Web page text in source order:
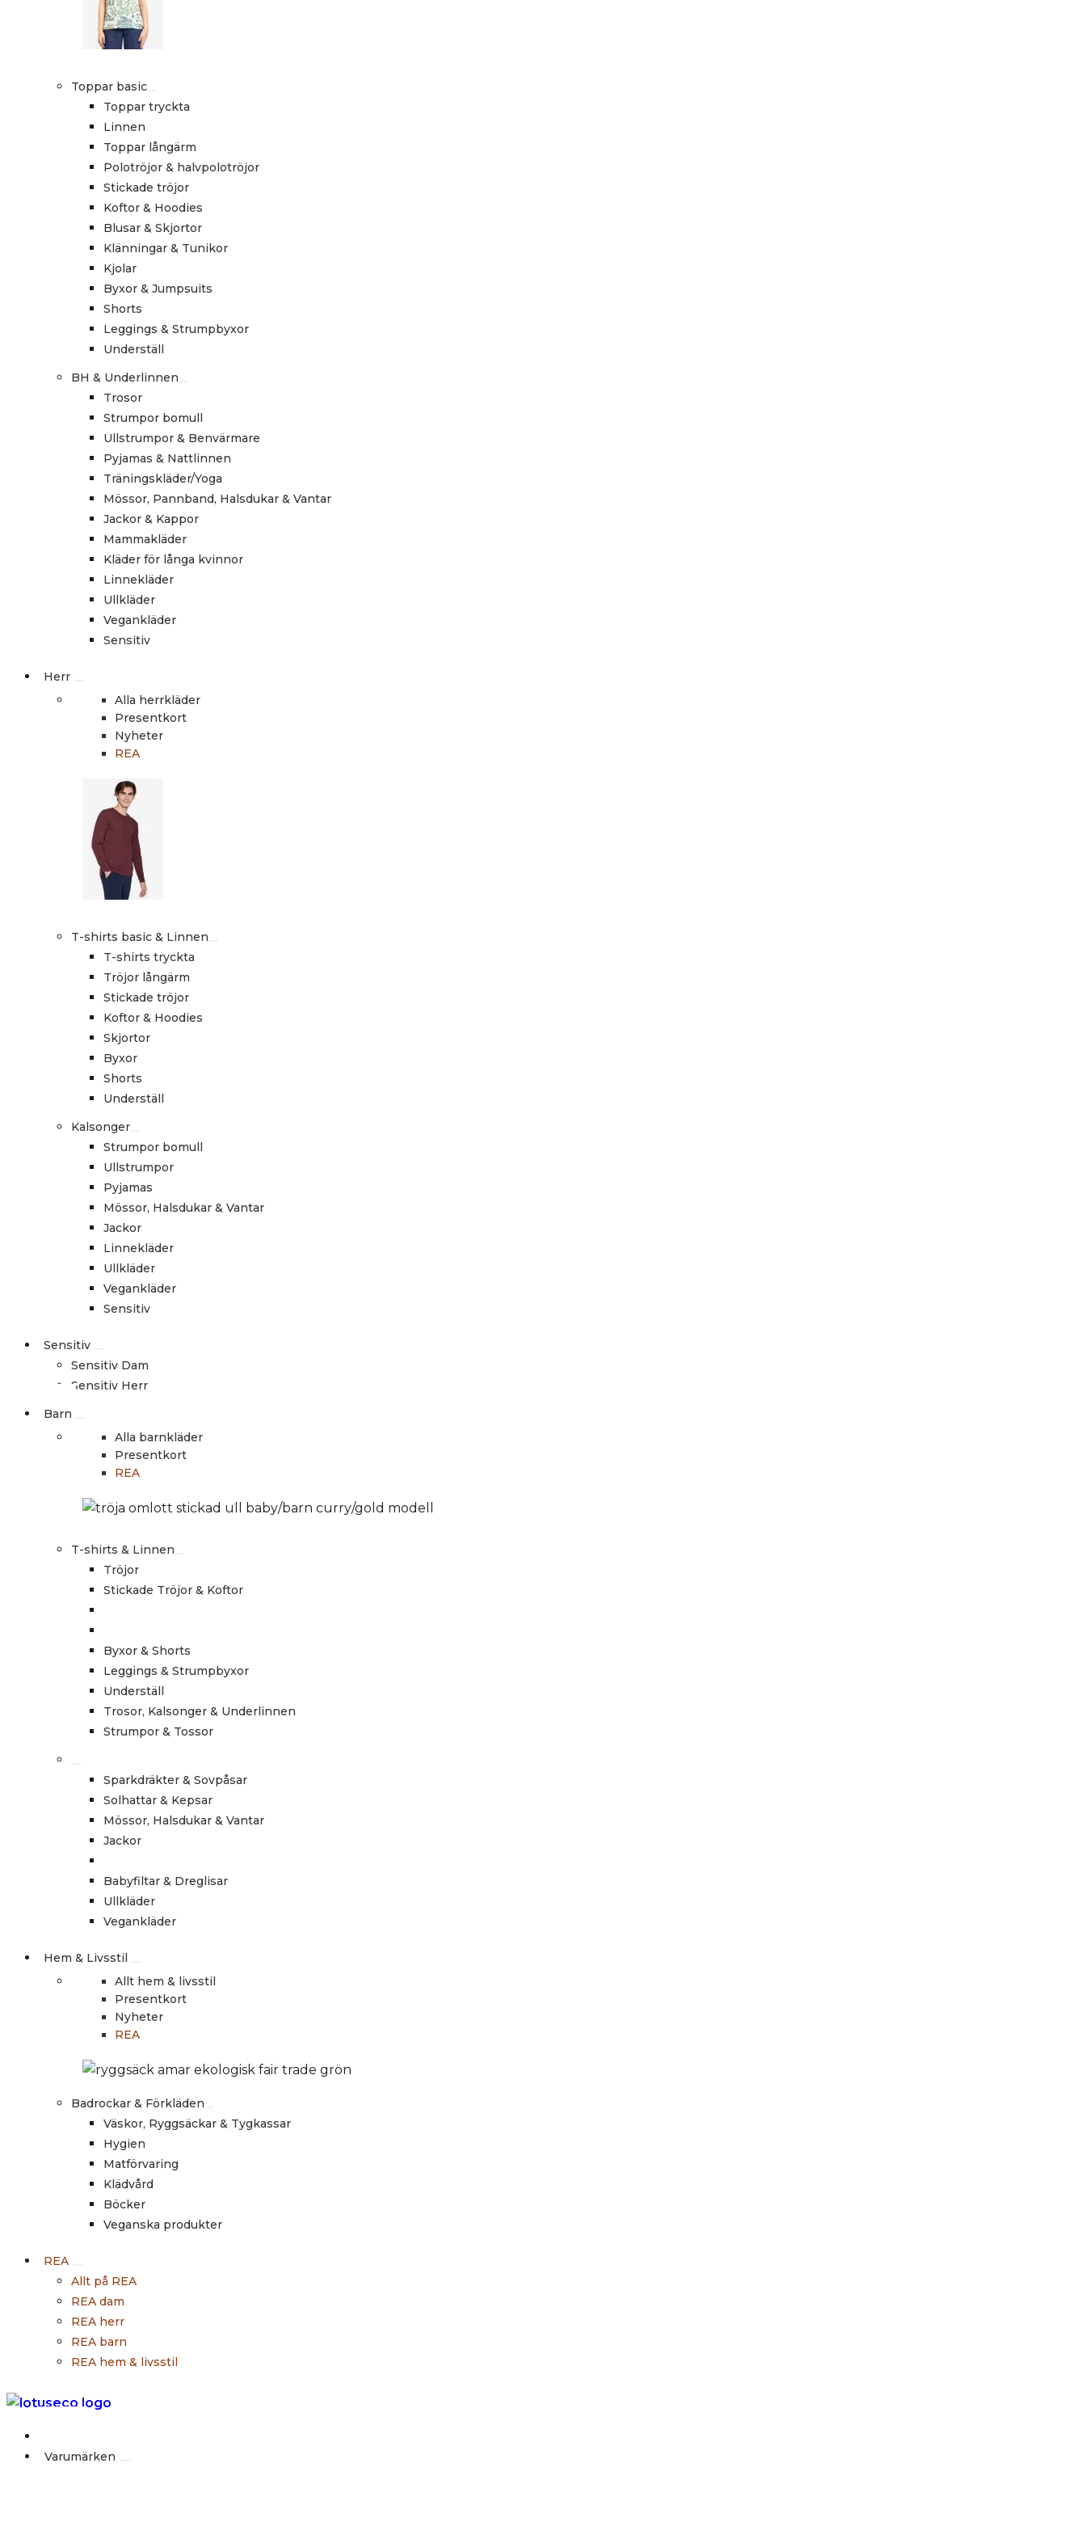
Toppar basic
Toppar tryckta
Linnen
Toppar långärm
Polotröjor & halvpolotröjor
Stickade tröjor
Koftor & Hoodies
Blusar & Skjortor
Klänningar & Tunikor
Kjolar
Byxor & Jumpsuits
Shorts
Leggings & Strumpbyxor
Underställ
BH & Underlinnen
Trosor
Strumpor bomull
Ullstrumpor & Benvärmare
Pyjamas & Nattlinnen
Träningskläder/Yoga
Mössor, Pannband, Halsdukar & Vantar
Jackor & Kappor
Mammakläder
Kläder för långa kvinnor
Linnekläder
Ullkläder
Vegankläder
Sensitiv
Herr
Alla herrkläder
Presentkort
Nyheter
REA
T-shirts basic & Linnen
T-shirts tryckta
Tröjor långärm
Stickade tröjor
Koftor & Hoodies
Skjortor
Byxor
Shorts
Underställ
Kalsonger
Strumpor bomull
Ullstrumpor
Pyjamas
Mössor, Halsdukar & Vantar
Jackor
Linnekläder
Ullkläder
Vegankläder
Sensitiv
Sensitiv
Sensitiv Dam
Sensitiv Herr
Barn
Alla barnkläder
Presentkort
REA
T-shirts & Linnen
Tröjor
Stickade Tröjor & Koftor
Byxor & Shorts
Leggings & Strumpbyxor
Underställ
Trosor, Kalsonger & Underlinnen
Strumpor & Tossor
Sparkdräkter & Sovpåsar
Solhattar & Kepsar
Mössor, Halsdukar & Vantar
Jackor
Babyfiltar & Dreglisar
Ullkläder
Vegankläder
Hem & Livsstil
Allt hem & livsstil
Presentkort
Nyheter
REA
Badrockar & Förkläden
Väskor, Ryggsäckar & Tygkassar
Hygien
Matförvaring
Klädvård
Böcker
Veganska produkter
REA
Allt på REA
REA dam
REA herr
REA barn
REA hem & livsstil
Varumärken